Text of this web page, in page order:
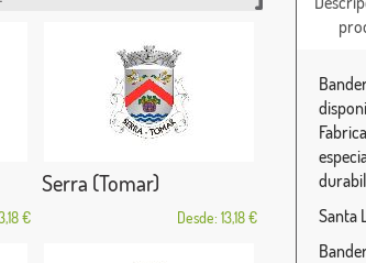
€
Serra (Tomar)
Desde: 13,18 €
Santa